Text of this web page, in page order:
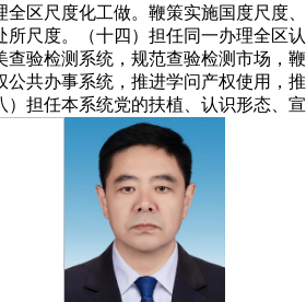
区尺度化工做。鞭策实施国度尺
尺度。（十四）担任同一办理全区
验检测系统，规范查验检测市场
共办事系统，推进学问产权使用
担任本系统党的扶植、认识形态、